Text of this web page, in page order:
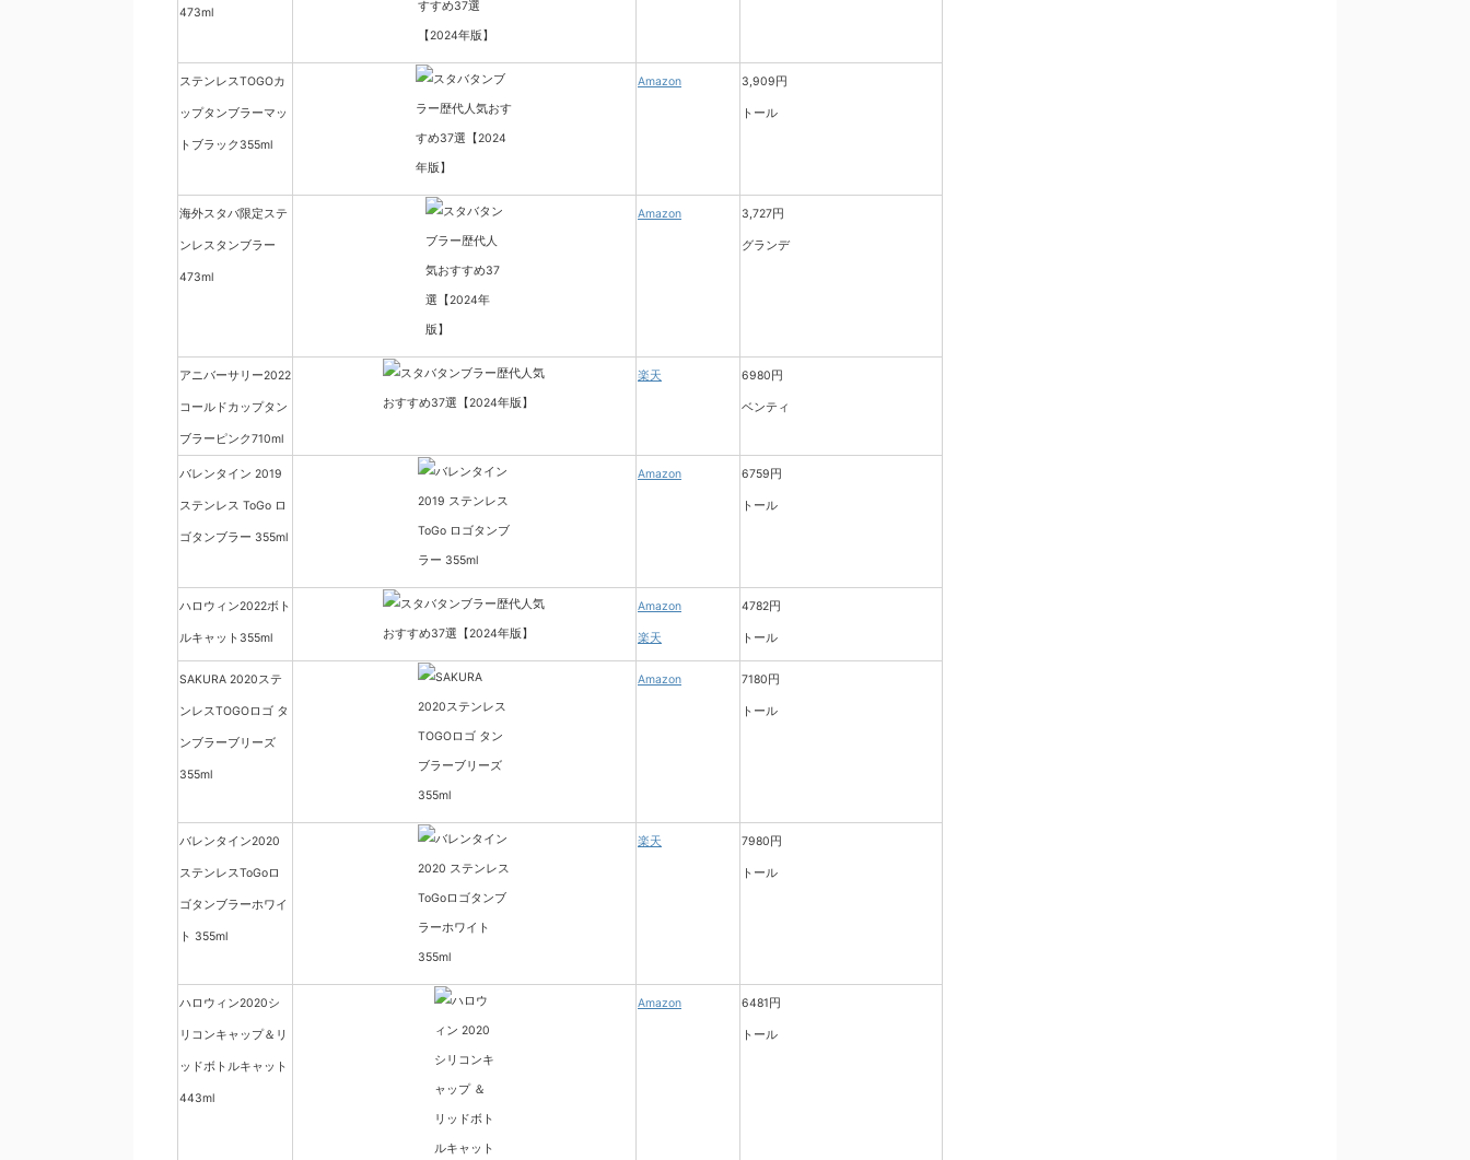
473ml
ステンレスTOGOカ
ップタンブラーマッ
トブラック355ml
Amazon 3,909円
トール
海外スタバ限定ステ
ンレスタンブラー
473ml
Amazon 3,727円
グランデ
アニバーサリー2022
コールドカップタン
ブラーピンク710ml
楽天 6980円
ベンティ
バレンタイン 2019
ステンレス ToGo ロ
ゴタンブラー 355ml
Amazon 6759円
トール
ハロウィン2022ボト
ルキャット355ml
Amazon
楽天
4782円
トール
SAKURA 2020ステ
ンレスTOGOロゴ タ
ンブラーブリーズ
355ml
Amazon 7180円
トール
バレンタイン2020
ステンレスToGoロ
ゴタンブラーホワイ
ト 355ml
楽天 7980円
トール
ハロウィン2020シ
リコンキャップ＆リ
ッドボトルキャット
443ml
Amazon 6481円
トール